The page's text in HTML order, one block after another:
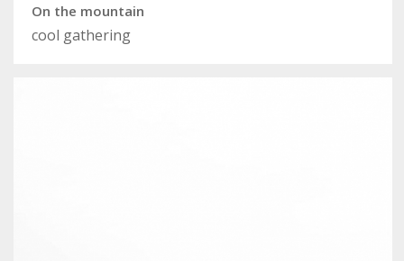
On the mountain
cool gathering